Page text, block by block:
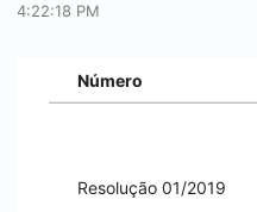
4:22:18 PM
Número
Resolução 01/2019